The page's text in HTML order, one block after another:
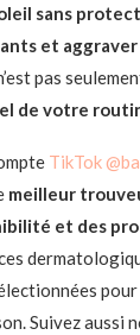
sans
et aggraver
pas
de votre
TikTok
meilleur
et des
Suivez aussi